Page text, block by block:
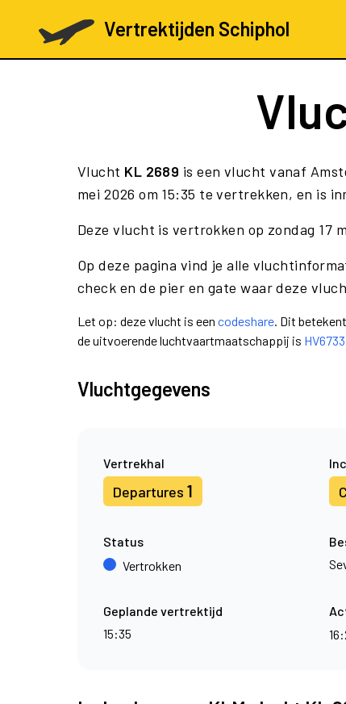
Vertrektijden Schiphol
Vlucht KL 2689 is een vlucht vanaf
mei 2026 om 15:35 te vertrekken, en is
Deze vlucht is vertrokken op zondag 17
Op deze pagina vind je alle
check en de pier en gate waar deze
Let op: deze vlucht is een codeshare. Dit
de uitvoerende luchtvaartmaatschappij is HV6733
Vluchtgegevens
Vertrekhal
Departures 1
Status
Vertrokken
Geplande vertrektijd
15:35